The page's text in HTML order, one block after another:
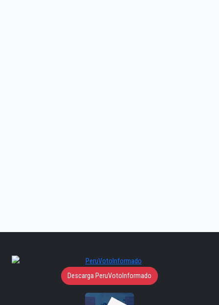
Descarga PeruVotoInformado